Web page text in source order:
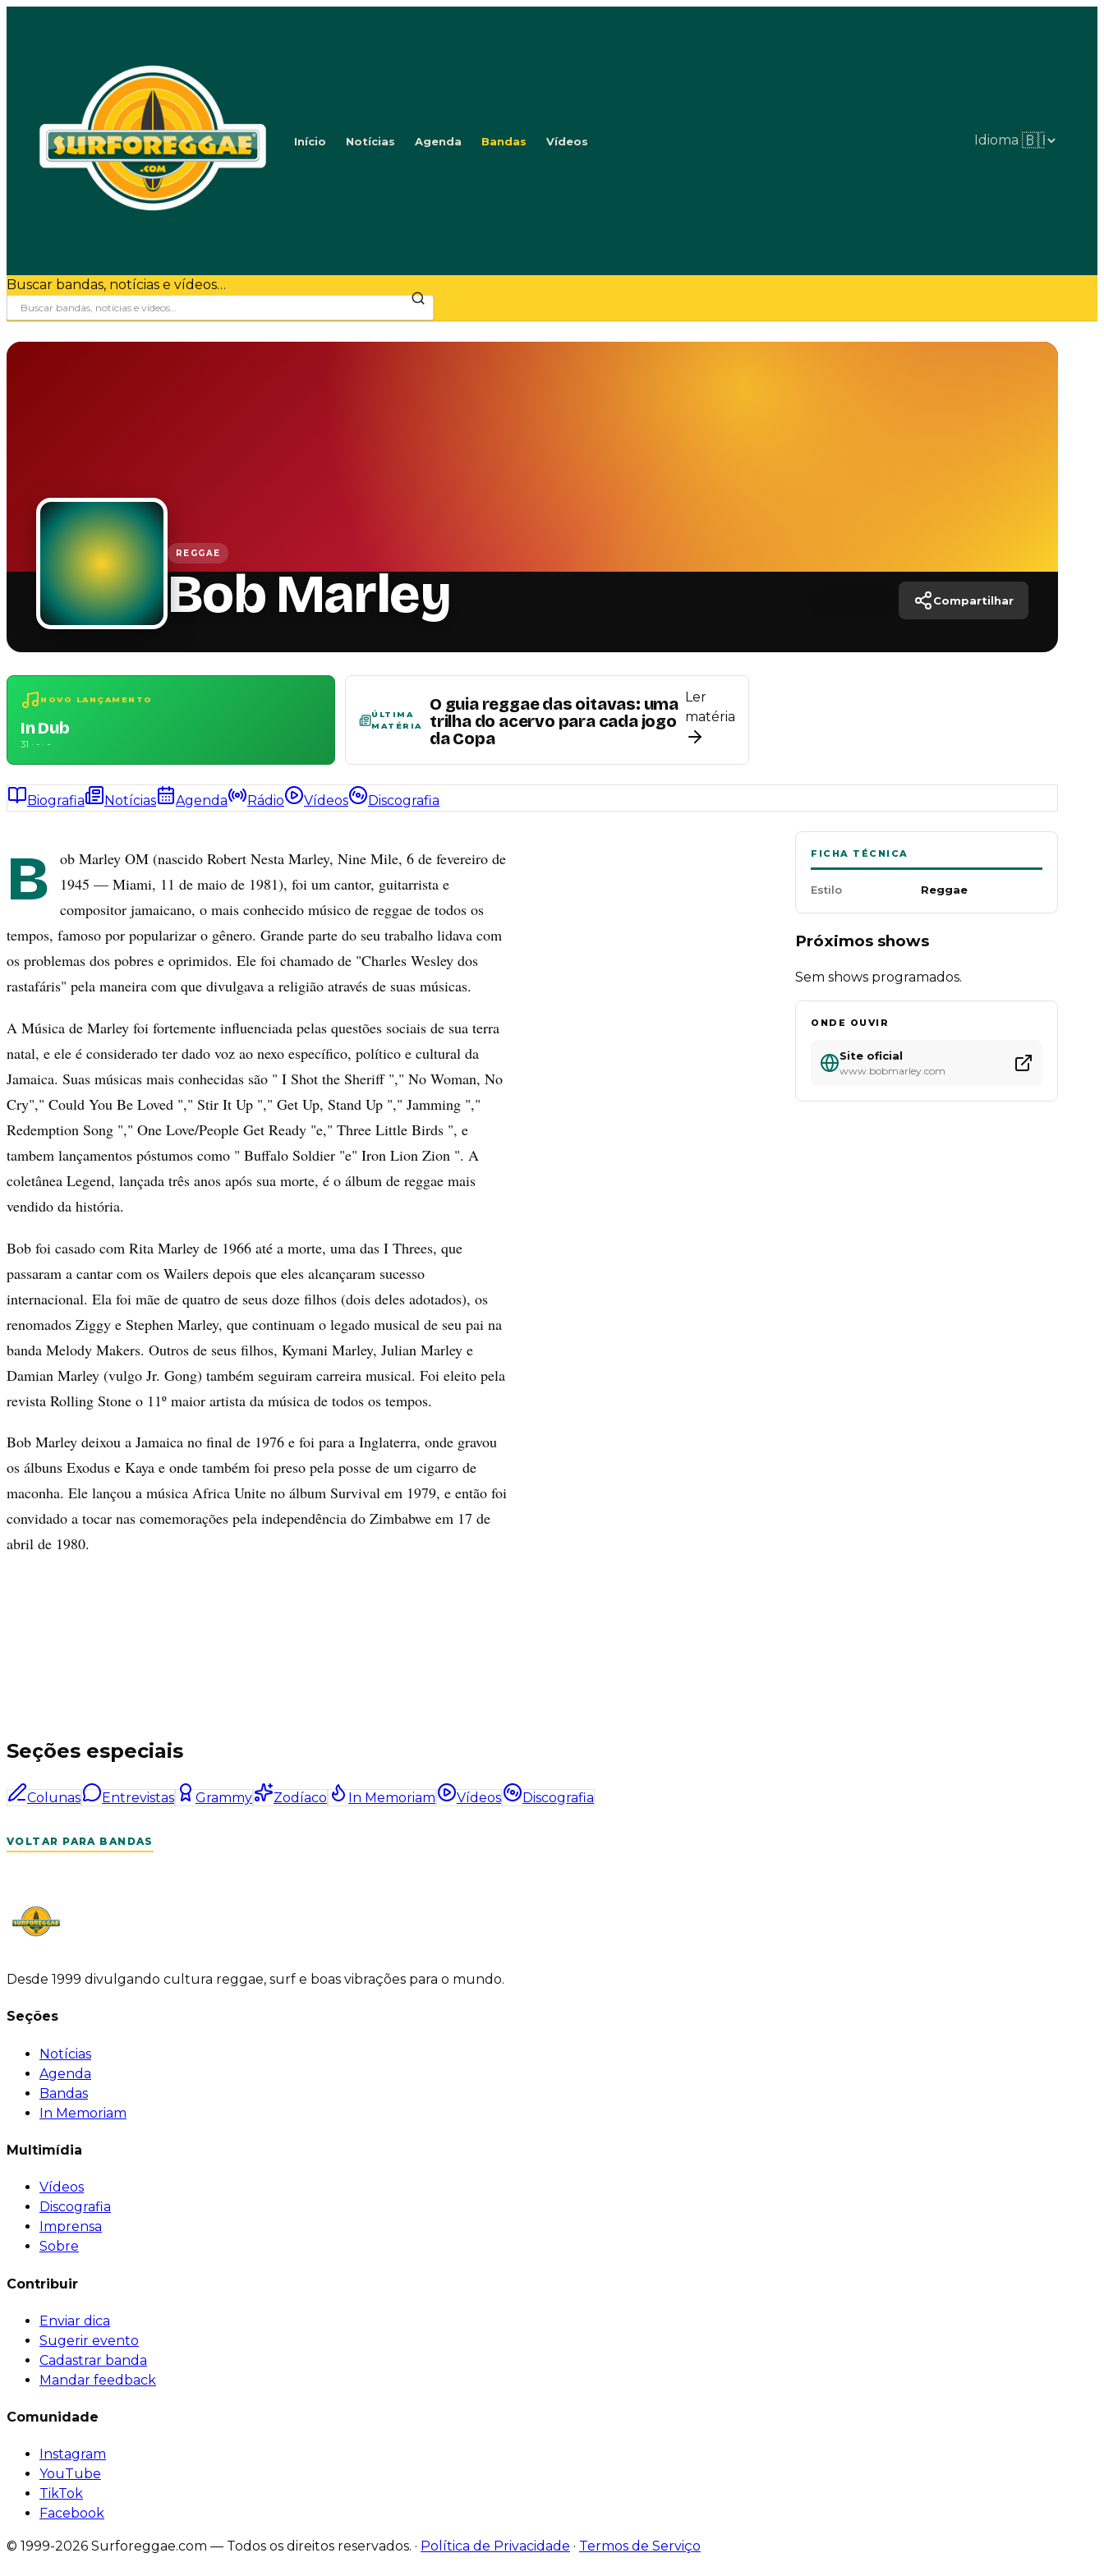
Início Notícias Agenda Bandas Vídeos Idioma
Buscar bandas, notícias e vídeos…
REGGAE
Bob Marley Compartilhar
NOVO LANÇAMENTO
In Dub
31 · - · -
ÚLTIMA
MATÉRIA
O guia reggae das oitavas: uma
trilha do acervo para cada jogo
da Copa
Ler
matéria
Biografia Notícias Agenda Rádio Vídeos Discografia
B
ob Marley OM (nascido Robert Nesta Marley, Nine Mile, 6 de fevereiro de
1945 — Miami, 11 de maio de 1981), foi um cantor, guitarrista e
compositor jamaicano, o mais conhecido músico de reggae de todos os
tempos, famoso por popularizar o gênero. Grande parte do seu trabalho lidava com
os problemas dos pobres e oprimidos. Ele foi chamado de "Charles Wesley dos
rastafáris" pela maneira com que divulgava a religião através de suas músicas.
A Música de Marley foi fortemente influenciada pelas questões sociais de sua terra
natal, e ele é considerado ter dado voz ao nexo específico, político e cultural da
Jamaica. Suas músicas mais conhecidas são " I Shot the Sheriff "," No Woman, No
Cry"," Could You Be Loved "," Stir It Up "," Get Up, Stand Up "," Jamming ","
Redemption Song "," One Love/People Get Ready "e," Three Little Birds ", e
tambem lançamentos póstumos como " Buffalo Soldier "e" Iron Lion Zion ". A
coletânea Legend, lançada três anos após sua morte, é o álbum de reggae mais
vendido da história.
Bob foi casado com Rita Marley de 1966 até a morte, uma das I Threes, que
passaram a cantar com os Wailers depois que eles alcançaram sucesso
internacional. Ela foi mãe de quatro de seus doze filhos (dois deles adotados), os
renomados Ziggy e Stephen Marley, que continuam o legado musical de seu pai na
banda Melody Makers. Outros de seus filhos, Kymani Marley, Julian Marley e
Damian Marley (vulgo Jr. Gong) também seguiram carreira musical. Foi eleito pela
revista Rolling Stone o 11º maior artista da música de todos os tempos.
Bob Marley deixou a Jamaica no final de 1976 e foi para a Inglaterra, onde gravou
os álbuns Exodus e Kaya e onde também foi preso pela posse de um cigarro de
maconha. Ele lançou a música Africa Unite no álbum Survival em 1979, e então foi
convidado a tocar nas comemorações pela independência do Zimbabwe em 17 de
abril de 1980.
Seções especiais
Colunas Entrevistas Grammy Zodíaco In Memoriam Vídeos Discografia
FICHA TÉCNICA
Estilo Reggae
Próximos shows
Sem shows programados.
ONDE OUVIR
Site oficial
www.bobmarley.com
VOLTAR PARA BANDAS
Desde 1999 divulgando cultura reggae, surf e boas vibrações para o mundo.
Seções
Notícias
Agenda
Bandas
In Memoriam
Multimídia
Vídeos
Discografia
Imprensa
Sobre
Contribuir
Enviar dica
Sugerir evento
Cadastrar banda
Mandar feedback
Comunidade
Instagram
YouTube
TikTok
Facebook
© 1999-2026 Surforeggae.com — Todos os direitos reservados. · Política de Privacidade · Termos de Serviço